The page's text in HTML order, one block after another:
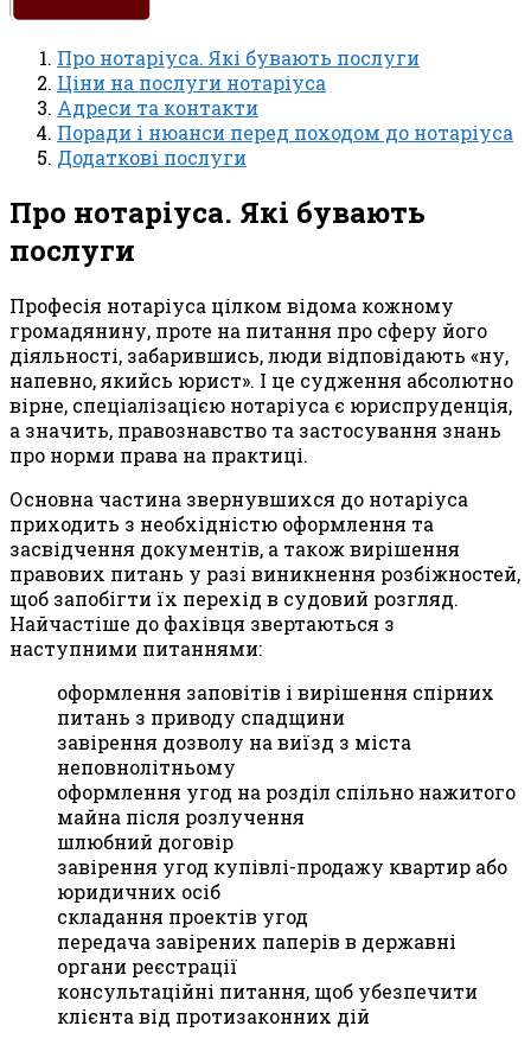
Про нотаріуса. Які бувають послуги
Ціни на послуги нотаріуса
Адреси та контакти
Поради і нюанси перед походом до нотаріуса
Додаткові послуги
Про нотаріуса. Які бувають
послуги
Професія нотаріуса цілком відома кожному
громадянину, проте на питання про сферу його
діяльності, забарившись, люди відповідають «ну,
напевно, якийсь юрист». І це судження абсолютно
вірне, спеціалізацією нотаріуса є юриспруденція,
а значить, правознавство та застосування знань
про норми права на практиці.
Основна частина звернувшихся до нотаріуса
приходить з необхідністю оформлення та
засвідчення документів, а також вирішення
правових питань у разі виникнення розбіжностей,
щоб запобігти їх перехід в судовий розгляд.
Найчастіше до фахівця звертаються з
наступними питаннями:
оформлення заповітів і вирішення спірних
питань з приводу спадщини
завірення дозволу на виїзд з міста
неповнолітньому
оформлення угод на розділ спільно нажитого
майна після розлучення
шлюбний договір
завірення угод купівлі-продажу квартир або
юридичних осіб
складання проектів угод
передача завірених паперів в державні
органи реєстрації
консультаційні питання, щоб убезпечити
клієнта від протизаконних дій